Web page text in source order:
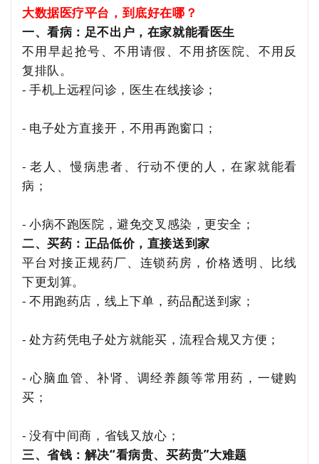
大数据医疗平台，到底好在哪？
一、看病：足不出户，在家就能看医生
不用早起抢号、不用请假、不用挤医院、不用反
复排队。
- 手机上远程问诊，医生在线接诊；
- 电子处方直接开，不用再跑窗口；
- 老人、慢病患者、行动不便的人，在家就能看
病；
- 小病不跑医院，避免交叉感染，更安全；
二、买药：正品低价，直接送到家
平台对接正规药厂、连锁药房，价格透明、比线
下更划算。
- 不用跑药店，线上下单，药品配送到家；
- 处方药凭电子处方就能买，流程合规又方便；
- 心脑血管、补肾、调经养颜等常用药，一键购
买；
- 没有中间商，省钱又放心；
三、省钱：解决“看病贵、买药贵”大难题